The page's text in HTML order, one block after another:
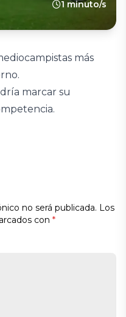
1 minuto/s
más
marcar su
no será publicada. Los
con *